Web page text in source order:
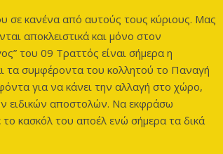
σε κανένα από αυτούς τους κύριους. Μας
αποκλειστικά και μόνο στον
του 09 Τραττός είναι σήμερα η
τα συμφέροντα του κολλητού το Παναγή
για να κάνει την αλλαγή στο χώρο,
ειδικών αποστολών. Να εκφράσω
κασκόλ του αποέλ ενώ σήμερα τα δικά